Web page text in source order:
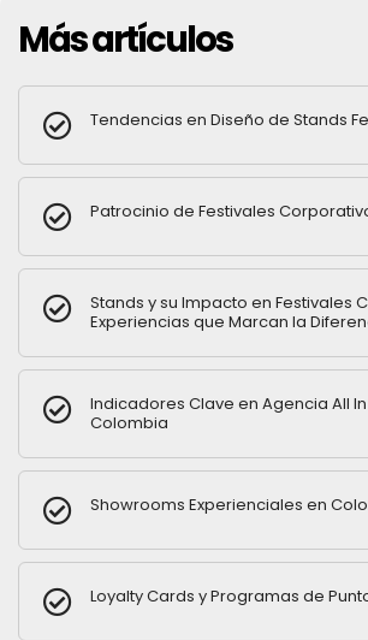
Más artículos
Tendencias en Diseño de Stands
Patrocinio de Festivales
Stands y su Impacto en Festivales
Experiencias que Marcan la
Indicadores Clave en Agencia All
Colombia
Showrooms Experienciales en
Loyalty Cards y Programas de